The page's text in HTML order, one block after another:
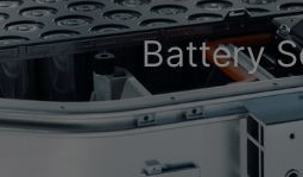
Battery